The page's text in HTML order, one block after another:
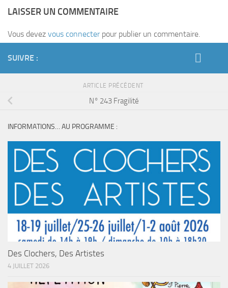
LAISSER UN COMMENTAIRE
Vous devez vous connecterpour publier un commentaire.
SUIVRE :
ARTICLE PRÉCÉDENT
N° 243 Fragilité
INFORMATIONS… AU PROGRAMME :
Des Clochers, Des Artistes
4 JUILLET 2026